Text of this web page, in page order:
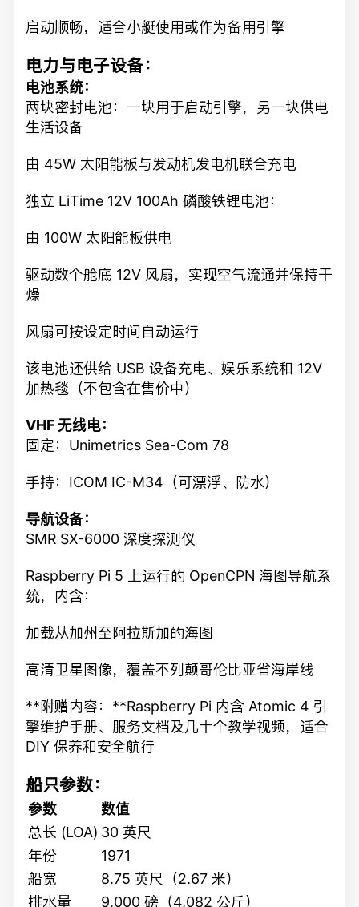
启动顺畅，适合小艇使用或作为备用引擎
电力与电子设备：
电池系统：
两块密封电池：一块用于启动引擎，另一块供电
生活设备
由 45W 太阳能板与发动机发电机联合充电
独立 LiTime 12V 100Ah 磷酸铁锂电池：
由 100W 太阳能板供电
驱动数个舱底 12V 风扇，实现空气流通并保持干
燥
风扇可按设定时间自动运行
该电池还供给 USB 设备充电、娱乐系统和 12V
加热毯（不包含在售价中）
VHF 无线电：
固定：Unimetrics Sea-Com 78
手持：ICOM IC-M34（可漂浮、防水）
导航设备：
SMR SX-6000 深度探测仪
Raspberry Pi 5 上运行的 OpenCPN 海图导航系
统，内含：
加载从加州至阿拉斯加的海图
高清卫星图像，覆盖不列颠哥伦比亚省海岸线
**附赠内容：**Raspberry Pi 内含 Atomic 4 引
擎维护手册、服务文档及几十个教学视频，适合
DIY 保养和安全航行
船只参数：
参数
数值
总长 (LOA) 30 英尺
年份
1971
船宽
8.75 英尺（2.67 米）
排水量
9,000 磅（4,082 公斤）